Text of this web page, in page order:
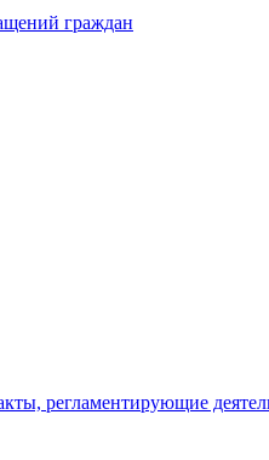
граждан
регламентирующие